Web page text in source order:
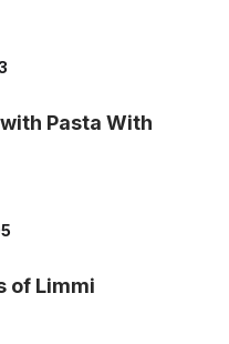
Pasta With
of Limmi